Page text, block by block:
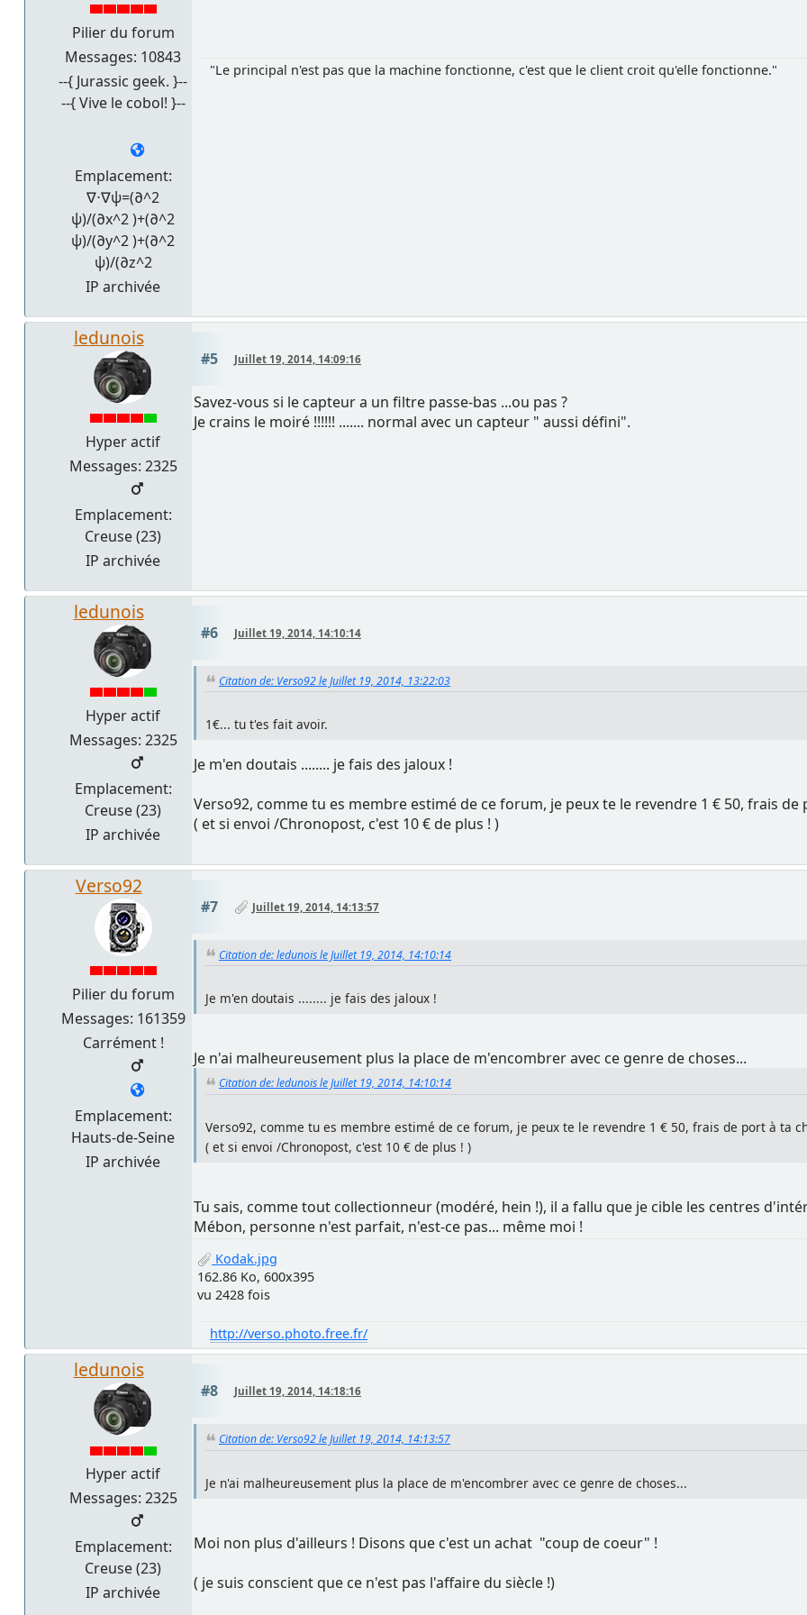
Pilier du forum
Messages: 10843
--{ Jurassic geek. }--
--{ Vive le cobol! }--
Emplacement:
∇⋅∇ψ=(∂^2
ψ)/(∂x^2 )+(∂^2
ψ)/(∂y^2 )+(∂^2
ψ)/(∂z^2
IP archivée
"Le principal n'est pas que la machine fonctionne, c'est que le client croit qu'elle fonctionne."
ledunois
Hyper actif
Messages: 2325
Emplacement:
Creuse (23)
IP archivée
#5 Juillet 19, 2014, 14:09:16
Savez-vous si le capteur a un filtre passe-bas ...ou pas ?
Je crains le moiré !!!!!! ....... normal avec un capteur " aussi défini".
ledunois
Hyper actif
Messages: 2325
Emplacement:
Creuse (23)
IP archivée
#6 Juillet 19, 2014, 14:10:14
Citation de: Verso92 le Juillet 19, 2014, 13:22:03
1€... tu t'es fait avoir.
Je m'en doutais ........ je fais des jaloux !
Verso92, comme tu es membre estimé de ce forum, je peux te le revendre 1 € 50, frais de
( et si envoi /Chronopost, c'est 10 € de plus ! )
Verso92
Pilier du forum
Messages: 161359
Carrément !
Emplacement:
Hauts-de-Seine
IP archivée
#7 Juillet 19, 2014, 14:13:57
Citation de: ledunois le Juillet 19, 2014, 14:10:14
Je m'en doutais ........ je fais des jaloux !
Je n'ai malheureusement plus la place de m'encombrer avec ce genre de choses...
Citation de: ledunois le Juillet 19, 2014, 14:10:14
Verso92, comme tu es membre estimé de ce forum, je peux te le revendre 1 € 50, frais de port à ta
( et si envoi /Chronopost, c'est 10 € de plus ! )
Tu sais, comme tout collectionneur (modéré, hein !), il a fallu que je cible les centres
Mébon, personne n'est parfait, n'est-ce pas... même moi !
Kodak.jpg
162.86 Ko, 600x395
vu 2428 fois
http://verso.photo.free.fr/
ledunois
Hyper actif
Messages: 2325
Emplacement:
Creuse (23)
IP archivée
#8 Juillet 19, 2014, 14:18:16
Citation de: Verso92 le Juillet 19, 2014, 14:13:57
Je n'ai malheureusement plus la place de m'encombrer avec ce genre de choses...
Moi non plus d'ailleurs ! Disons que c'est un achat "coup de coeur" !
( je suis conscient que ce n'est pas l'affaire du siècle !)